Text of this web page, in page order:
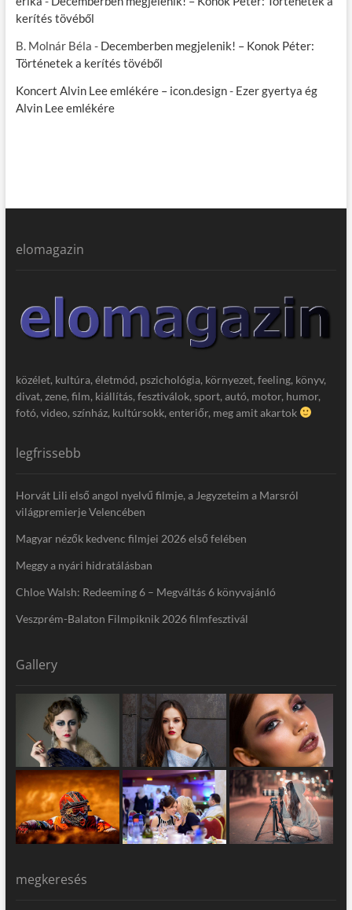
kerítés tövéből
B. Molnár Béla - Decemberben megjelenik! – Konok Péter:
Történetek a kerítés tövéből
Koncert Alvin Lee emlékére – icon.design- Ezer gyertya ég
Alvin Lee emlékére
elomagazin
közélet, kultúra, életmód, pszichológia, környezet, feeling, könyv,
divat, zene, film, kiállítás, fesztiválok, sport, autó, motor, humor,
fotó, video, színház, kultúrsokk, enteriőr, meg amit akartok
legfrissebb
Horvát Lili első angol nyelvű filmje, a Jegyzeteim a Marsról
világpremierje Velencében
Magyar nézők kedvenc filmjei 2026 első felében
Meggy a nyári hidratálásban
Chloe Walsh: Redeeming 6 – Megváltás 6 könyvajánló
Veszprém-Balaton Filmpiknik 2026 filmfesztivál
Gallery
megkeresés